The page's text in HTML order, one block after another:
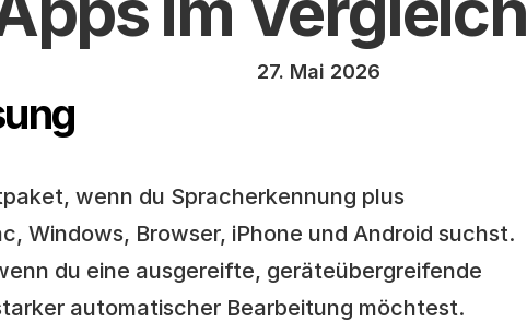
27. Mai 2026
wenn du Spracherkennung plus
Windows, Browser, iPhone und Android suchst.
du eine ausgereifte, geräteübergreifende
automatischer Bearbeitung möchtest.